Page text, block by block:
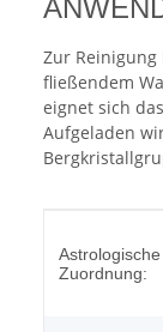
Zur
fließendem
eignet sich
Aufgeladen
Astrologische
Zuordnung: